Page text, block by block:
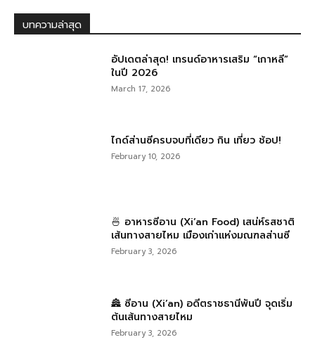
บทความล่าสุด
อัปเดตล่าสุด! เทรนด์อาหารเสริม “เกาหลี”
ในปี 2026
March 17, 2026
ไกด์ส่านซีครบจบที่เดียว กิน เที่ยว ช้อป!
February 10, 2026
🍜 อาหารซีอาน (Xi’an Food) เสน่ห์รสชาติ
เส้นทางสายไหม เมืองเก่าแห่งมณฑลส่านซี
February 3, 2026
🏯 ซีอาน (Xi’an) อดีตราชธานีพันปี จุดเริ่ม
ต้นเส้นทางสายไหม
February 3, 2026